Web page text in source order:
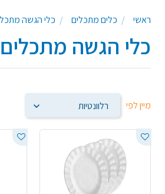
משלימים ידידותיים לסביבה המתאימים לעיצובראשי כלים מתכלים כלי הגשה
כלי הגשה מתכלים
מיין לפי